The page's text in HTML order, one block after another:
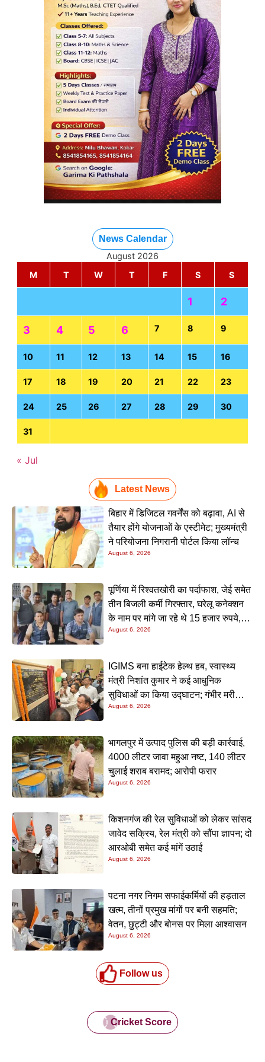
News Calendar
August 2026
M
T W T F S S
1 2
3 4 5 6 7 8 9
10 11 12 13 14 15 16
17 18 19 20 21 22 23
24 25 26 27 28 29 30
31
« Jul
Latest News
बिहार में डिजिटल गवर्नेंस को बढ़ावा, AI से
तैयार होंगे योजनाओं के एस्टीमेट; मुख्यमंत्री
ने परियोजना निगरानी पोर्टल किया लॉन्च
August 6, 2026
पूर्णिया में रिश्वतखोरी का पर्दाफाश, जेई समेत
तीन बिजली कर्मी गिरफ्तार, घरेलू कनेक्शन
के नाम पर मांगे जा रहे थे 15 हजार रुपये,
निगरानी टीम ने रंगे हाथ पकड़ा
August 6, 2026
IGIMS बना हाईटेक हेल्थ हब, स्वास्थ्य
मंत्री निशांत कुमार ने कई आधुनिक
सुविधाओं का किया उद्घाटन; गंभीर मरीजों
के इलाज में आएगा बड़ा सुधार
August 6, 2026
भागलपुर में उत्पाद पुलिस की बड़ी कार्रवाई,
4000 लीटर जावा महुआ नष्ट, 140 लीटर
चुलाई शराब बरामद; आरोपी फरार
August 6, 2026
किशनगंज की रेल सुविधाओं को लेकर सांसद
जावेद सक्रिय, रेल मंत्री को सौंपा ज्ञापन; दो
आरओबी समेत कई मांगें उठाईं
August 6, 2026
पटना नगर निगम सफाईकर्मियों की हड़ताल
खत्म, तीनों प्रमुख मांगों पर बनी सहमति;
वेतन, छुट्टी और बोनस पर मिला आश्वासन
August 6, 2026
Follow us
Cricket Score